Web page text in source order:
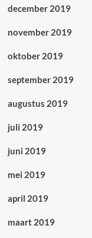
december 2019
november 2019
oktober 2019
september 2019
augustus 2019
juli 2019
juni 2019
mei 2019
april 2019
maart 2019